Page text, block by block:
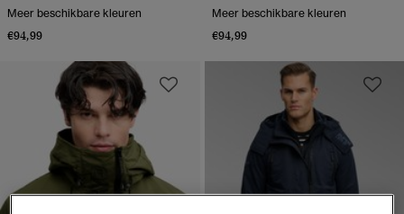
Meer beschikbare kleuren
€94,99
Meer beschikbare kleuren
€94,99